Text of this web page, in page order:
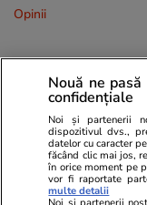
Opinii
rating-ul la
E asumată
Nouă ne
confidențiale
Noi și partenerii
dispozitivul dvs.,
datelor cu caracter
făcând clic mai jos,
în orice moment pe
vor fi raportate
multe detalii